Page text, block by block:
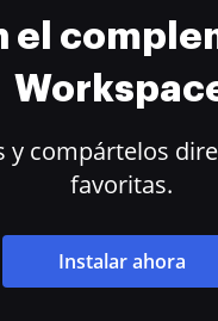
compártelos
favoritas.
Instalar ahora